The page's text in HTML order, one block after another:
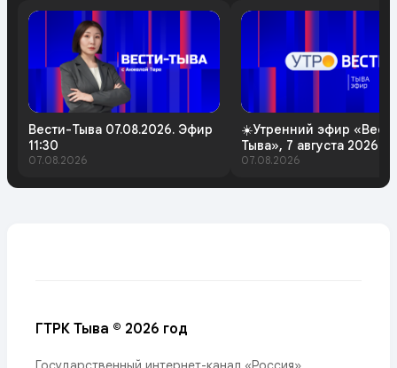
Вести-Тыва 07.08.2026. Эфир
11:30
07.08.2026
☀️Утренний эфир
Тыва», 7 августа 2026
07.08.2026
ГТРК Тыва © 2026 год